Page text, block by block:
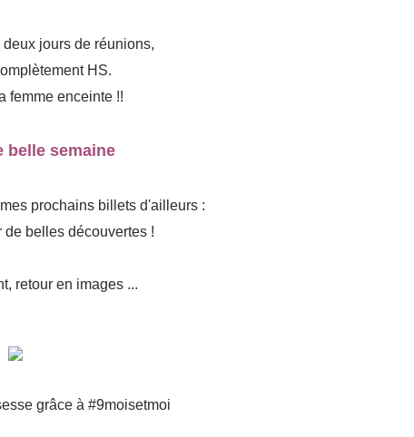
jours de réunions,
HS.
femme enceinte !!
belle semaine
prochains billets d'ailleurs :
de belles découvertes !
retour en images ...
grâce à #9moisetmoi